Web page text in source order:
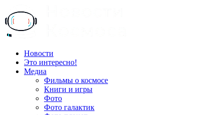
и
перейти
к
Всё
космосе.
Новости
Это интересно!
Медиа
Фильмы о космосе
Книги и игры
Фото
Фото галактик